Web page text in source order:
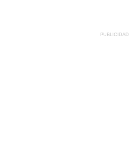
PUBLICIDAD